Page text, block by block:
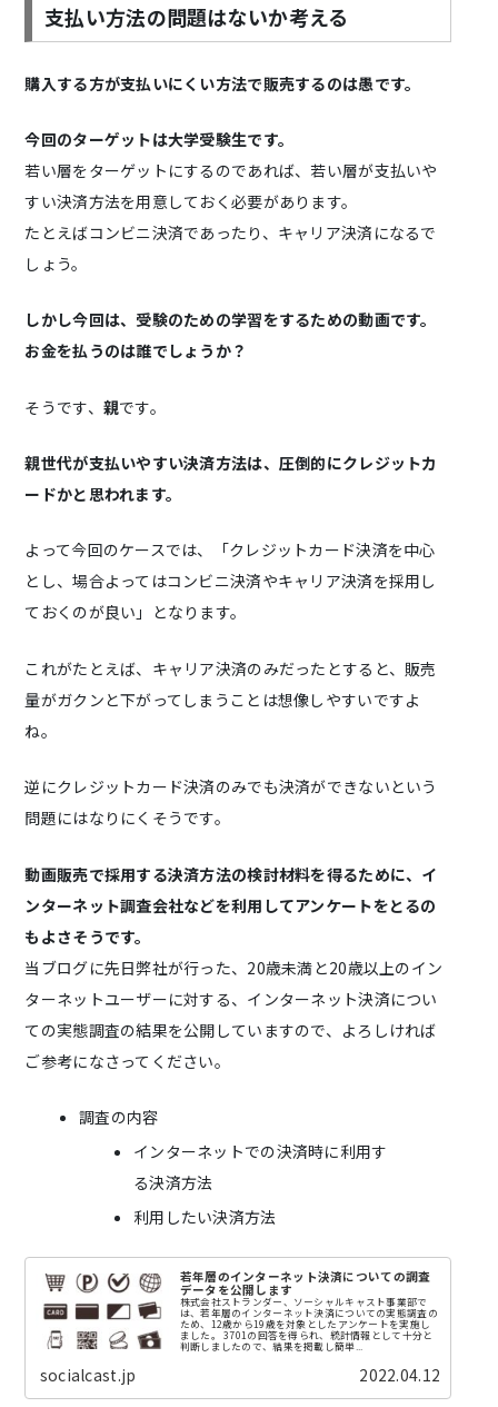
支払い方法の問題はないか考える
購入する方が支払いにくい方法で販売するのは愚です。
今回のターゲットは大学受験生です。
若い層をターゲットにするのであれば、若い層が支払いや
すい決済方法を用意しておく必要があります。
たとえばコンビニ決済であったり、キャリア決済になるで
しょう。
しかし今回は、受験のための学習をするための動画です。
お金を払うのは誰でしょうか？
そうです、 親です。
親世代が支払いやすい決済方法は、圧倒的にクレジットカ
ードかと思われます。
よって今回のケースでは、「クレジットカード決済を中心
とし、場合よってはコンビニ決済やキャリア決済を採用し
ておくのが良い」となります。
これがたとえば、キャリア決済のみだったとすると、販売
量がガクンと下がってしまうことは想像しやすいですよ
ね。
逆にクレジットカード決済のみでも決済ができないという
問題にはなりにくそうです。
動画販売で採用する決済方法の検討材料を得るために、イ
ンターネット調査会社などを利用してアンケートをとるの
もよさそうです。
当ブログに先日弊社が行った、20歳未満と20歳以上のイン
ターネットユーザーに対する、インターネット決済につい
ての実態調査の結果を公開していますので、よろしければ
ご参考になさってください。
調査の内容
インターネットでの決済時に利用す
る決済方法
利用したい決済方法
若年層のインターネット決済についての調査
データを公開します
株式会社ストランダー、ソーシャルキャスト事業部で
は、若年層のインターネット決済についての実態調査の
ため、12歳から19歳を対象としたアンケートを実施し
ました。 3701の回答を得られ、統計情報として十分と
判断しましたので、結果を掲載し簡単...
socialcast.jp 2022.04.12